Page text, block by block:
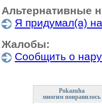
Альтернативные
Я придумал(а)
Жалобы:
Сообщить о
Pokazuha
многим понравилось